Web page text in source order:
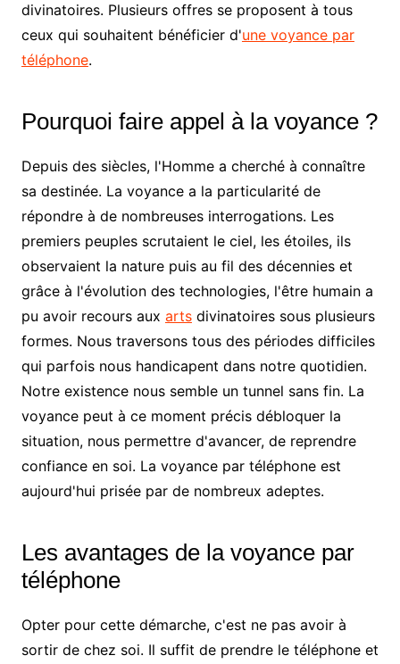
divinatoires. Plusieurs offres se proposent à tous
ceux qui souhaitent bénéficier d'une voyance par
téléphone.
Pourquoi faire appel à la voyance ?
Depuis des siècles, l'Homme a cherché à connaître
sa destinée. La voyance a la particularité de
répondre à de nombreuses interrogations. Les
premiers peuples scrutaient le ciel, les étoiles, ils
observaient la nature puis au fil des décennies et
grâce à l'évolution des technologies, l'être humain a
pu avoir recours aux artsdivinatoires sous plusieurs
formes. Nous traversons tous des périodes difficiles
qui parfois nous handicapent dans notre quotidien.
Notre existence nous semble un tunnel sans fin. La
voyance peut à ce moment précis débloquer la
situation, nous permettre d'avancer, de reprendre
confiance en soi. La voyance par téléphone est
aujourd'hui prisée par de nombreux adeptes.
Les avantages de la voyance par
téléphone
Opter pour cette démarche, c'est ne pas avoir à
sortir de chez soi. Il suffit de prendre le téléphone et